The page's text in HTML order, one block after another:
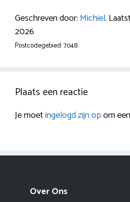
Geschreven door: Michiel.
2026
Postcodegebied: 7048.
Plaats een reactie
Je moetingelogd zijn opom
Over Ons